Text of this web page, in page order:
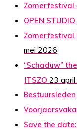
Zomerfestival
OPEN
Zomerfestival
mei 2026
“Schaduw”
JTSZO 23
Save the